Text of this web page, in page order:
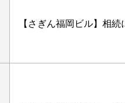
【さぎん福岡ビル】相